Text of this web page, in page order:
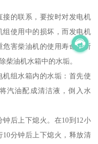
的联系，要按时对发电机
使用中的损坏，而发电机
害柴油机的使用寿命，所
柴油机水箱中的水垢。
组水箱内的水垢：首先使
汽油配成清洁液，倒入水
后上下熄火。在10到12小
分钟后上下熄火，释放清